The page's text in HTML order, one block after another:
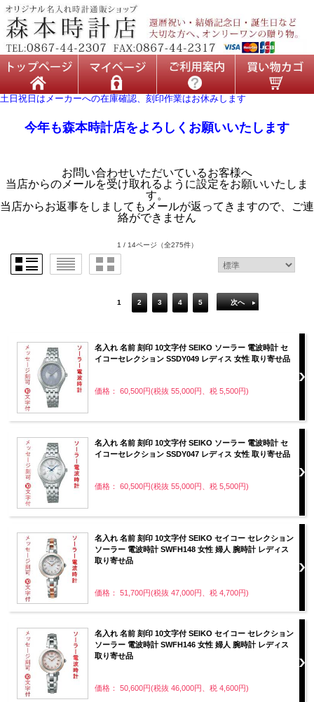
土日祝日はメーカーへの在庫確認、刻印作業はお休みします
今年も森本時計店をよろしくお願いいたします
お問い合わせいただいているお客様へ
当店からのメールを受け取れるように設定をお願いいたしま
す。
当店からお返事をしましてもメールが返ってきますので、ご連
絡ができません
1 / 14ページ （全275件）
1 2 3 4 5 次へ
名入れ 名前 刻印 10文字付 SEIKO ソーラー 電波時計 セ
イコーセレクション SSDY049 レディス 女性 取り寄せ品
価格： 60,500円(税抜 55,000円、税 5,500円)
名入れ 名前 刻印 10文字付 SEIKO ソーラー 電波時計 セ
イコーセレクション SSDY047 レディス 女性 取り寄せ品
価格： 60,500円(税抜 55,000円、税 5,500円)
名入れ 名前 刻印 10文字付 SEIKO セイコー セレクション
ソーラー 電波時計 SWFH148 女性 婦人 腕時計 レディス
取り寄せ品
価格： 51,700円(税抜 47,000円、税 4,700円)
名入れ 名前 刻印 10文字付 SEIKO セイコー セレクション
ソーラー 電波時計 SWFH146 女性 婦人 腕時計 レディス
取り寄せ品
価格： 50,600円(税抜 46,000円、税 4,600円)